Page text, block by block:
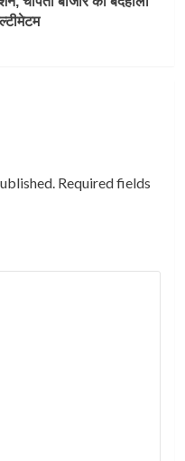
Required fields